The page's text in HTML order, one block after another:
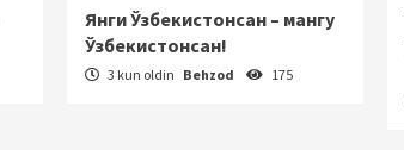
Янги Ўзбекистонсан – мангу
Ўзбекистонсан!
3 kun oldin Behzod 175